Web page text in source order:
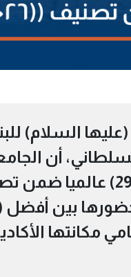
السلام)
أن
مكانتها